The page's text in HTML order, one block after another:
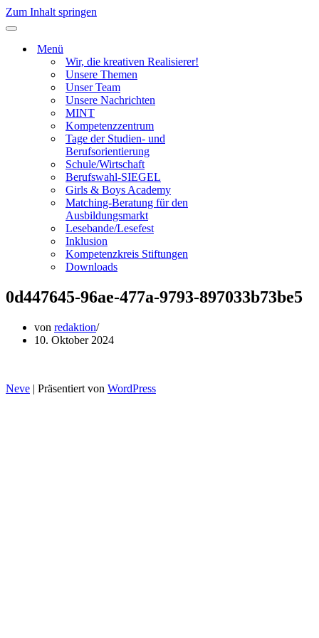
Zum Inhalt springen
Navigationsmenü
Menü
Wir, die kreativen Realisierer!
Unsere Themen
Unser Team
Unsere Nachrichten
MINT
Kompetenzzentrum
Tage der Studien- und
Berufsorientierung
Schule/Wirtschaft
Berufswahl-SIEGEL
Girls & Boys Academy
Matching-Beratung für den
Ausbildungsmarkt
Lesebande/Lesefest
Inklusion
Kompetenzkreis Stiftungen
Downloads
0d447645-96ae-477a-9793-897033b73be5
von redaktion
10. Oktober 2024
Neve | Präsentiert von WordPress